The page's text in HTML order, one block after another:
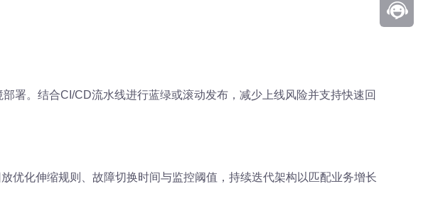
署。结合CI/CD流水线进行蓝绿或滚动发布，减少上线风险并支持快速回
优化伸缩规则、故障切换时间与监控阈值，持续迭代架构以匹配业务增长